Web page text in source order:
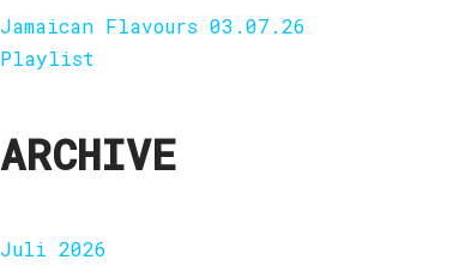
Jamaican Flavours 03.07.26
Playlist
ARCHIVE
Juli 2026